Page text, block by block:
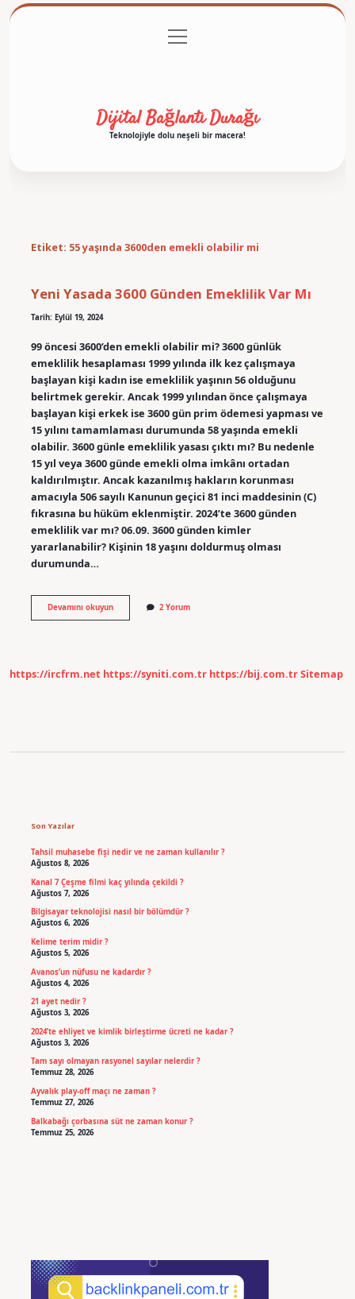
Gizlilik Politikası
menüyü
aç
Dijital Bağlantı Durağı
Teknolojiyle dolu neşeli bir macera!
Etiket: 55 yaşında 3600den emekli olabilir mi
Yeni Yasada 3600 Günden Emeklilik Var Mı
Tarih: Eylül 19, 2024
99 öncesi 3600’den emekli olabilir mi? 3600 günlük
emeklilik hesaplaması 1999 yılında ilk kez çalışmaya
başlayan kişi kadın ise emeklilik yaşının 56 olduğunu
belirtmek gerekir. Ancak 1999 yılından önce çalışmaya
başlayan kişi erkek ise 3600 gün prim ödemesi yapması ve
15 yılını tamamlaması durumunda 58 yaşında emekli
olabilir. 3600 günle emeklilik yasası çıktı mı? Bu nedenle
15 yıl veya 3600 günde emekli olma imkânı ortadan
kaldırılmıştır. Ancak kazanılmış hakların korunması
amacıyla 506 sayılı Kanunun geçici 81 inci maddesinin (C)
fıkrasına bu hüküm eklenmiştir. 2024’te 3600 günden
emeklilik var mı? 06.09. 3600 günden kimler
yararlanabilir? Kişinin 18 yaşını doldurmuş olması
durumunda…
Devamını okuyunYeni
Yasada
Mı
2 Yorum
https://ircfrm.net https://syniti.com.tr https://bij.com.trSitemap
Son Yazılar
Tahsil muhasebe fişi nedir ve ne zaman kullanılır ?
Ağustos 8, 2026
Kanal 7 Çeşme filmi kaç yılında çekildi ?
Ağustos 7, 2026
Bilgisayar teknolojisi nasıl bir bölümdür ?
Ağustos 6, 2026
Kelime terim midir ?
Ağustos 5, 2026
Avanos’un nüfusu ne kadardır ?
Ağustos 4, 2026
21 ayet nedir ?
Ağustos 3, 2026
2024’te ehliyet ve kimlik birleştirme ücreti ne kadar ?
Ağustos 3, 2026
Tam sayı olmayan rasyonel sayılar nelerdir ?
Temmuz 28, 2026
Ayvalık play-off maçı ne zaman ?
Temmuz 27, 2026
Balkabağı çorbasına süt ne zaman konur ?
Temmuz 25, 2026